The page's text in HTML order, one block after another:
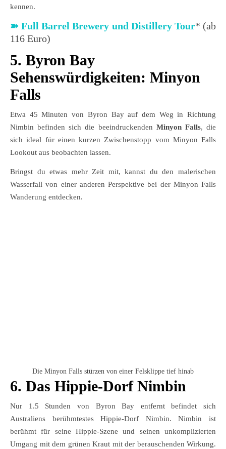
kennen.
➽ Full Barrel Brewery und Distillery Tour* (ab
116 Euro)
5. Byron Bay
Sehenswürdigkeiten: Minyon
Falls
Etwa 45 Minuten von Byron Bay auf dem Weg in Richtung
Nimbin befinden sich die beeindruckenden Minyon Falls, die
sich ideal für einen kurzen Zwischenstopp vom Minyon Falls
Lookout aus beobachten lassen.
Bringst du etwas mehr Zeit mit, kannst du den malerischen
Wasserfall von einer anderen Perspektive bei der Minyon Falls
Wanderung entdecken.
Die Minyon Falls stürzen von einer Felsklippe tief hinab
6. Das Hippie-Dorf Nimbin
Nur 1.5 Stunden von Byron Bay entfernt befindet sich
Australiens berühmtestes Hippie-Dorf Nimbin. Nimbin ist
berühmt für seine Hippie-Szene und seinen unkomplizierten
Umgang mit dem grünen Kraut mit der berauschenden Wirkung.